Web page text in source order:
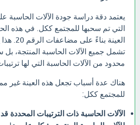
يعتمد دقة دراسة جودة الآلات الحاسبة
التي تم سحبها للمجتمع ككل. في هذه
العينة
تشمل جميع الآلات الحاسبة المنتجة،
محدود من الآلات الحاسبة التي لها
هناك عدة أسباب تجعل هذه العينة غير
للمجتمع ككل:
الآلات الحاسبة ذات الترتيبات المحددة